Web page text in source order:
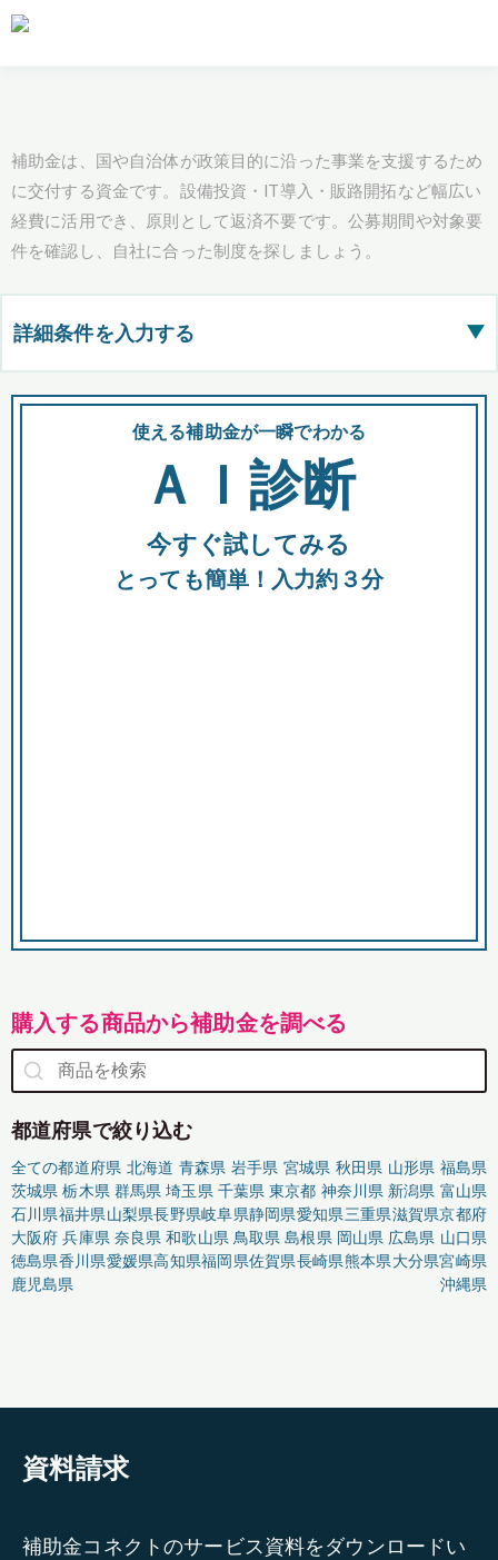
補助金は、国や自治体が政策目的に沿った事業を支援するため
に交付する資金です。設備投資・IT導入・販路開拓など幅広い
経費に活用でき、原則として返済不要です。公募期間や対象要
件を確認し、自社に合った制度を探しましょう。
詳細条件を入力する ▶
都道府県
全国の検索結果を含めて表示
助成金 融資 出資
使える補助金が一瞬でわかる
ＡＩ診断
今すぐ試してみる
とっても簡単！入力約３分
購入する商品から補助金を調べる
都道府県で絞り込む
全ての都道府県 北海道 青森県 岩手県 宮城県 秋田県 山形県 福島県
茨城県 栃木県 群馬県 埼玉県 千葉県 東京都 神奈川県 新潟県 富山県
石川県福井県山梨県長野県岐阜県静岡県愛知県三重県滋賀県京都府
大阪府 兵庫県 奈良県 和歌山県 鳥取県 島根県 岡山県 広島県 山口県
徳島県香川県愛媛県高知県福岡県佐賀県長崎県熊本県大分県宮崎県
鹿児島県
沖縄県
資料請求
補助金コネクトのサービス資料をダウンロードい